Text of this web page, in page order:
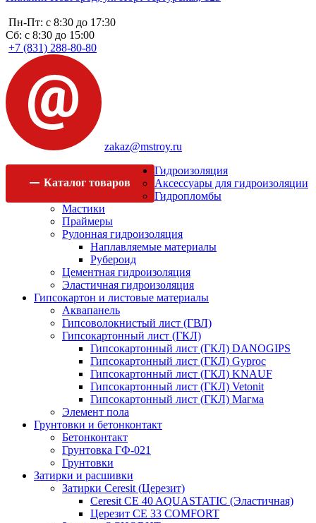
Пн-Пт: с 8:30 до 17:30
Сб: с 8:30 до 15:00
+7 (831) 288-80-80
zakaz@mstroy.ru
Каталог товаров
Гидроизоляция
Аксессуары для гидроизоляции
Гидропломбы
Мастики
Праймеры
Рулонная гидроизоляция
Наплавляемые материалы
Рубероид
Цементная гидроизоляция
Эластичная гидроизоляция
Гипсокартон и листовые материалы
Аквапанель
Гипсоволокнистый лист (ГВЛ)
Гипсокартонный лист (ГКЛ)
Гипсокартонный лист (ГКЛ) DANOGIPS
Гипсокартонный лист (ГКЛ) Gyproc
Гипсокартонный лист (ГКЛ) KNAUF
Гипсокартонный лист (ГКЛ) Vetonit
Гипсокартонный лист (ГКЛ) Магма
Элемент пола
Грунтовки и бетонконтакт
Бетонконтакт
Грунтовка ГФ-021
Грунтовки
Затирки и расшивки
Затирки Ceresit (Церезит)
Ceresit CE 40 AQUASTATIC (Эластичная)
Церезит CE 33 COMFORT